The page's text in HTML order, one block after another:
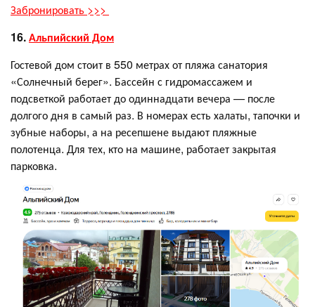
Забронировать >>>
16.Альпийский Дом
Гостевой дом стоит в 550 метрах от пляжа санатория
«Солнечный берег». Бассейн с гидромассажем и
подсветкой работает до одиннадцати вечера — после
долгого дня в самый раз. В номерах есть халаты, тапочки и
зубные наборы, а на ресепшене выдают пляжные
полотенца. Для тех, кто на машине, работает закрытая
парковка.